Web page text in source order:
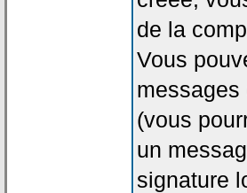
de la
Vous
messages
(vous
un
signature